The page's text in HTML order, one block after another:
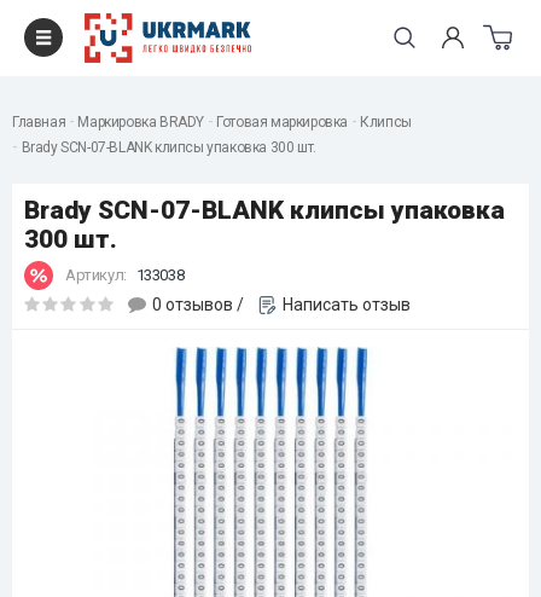
Главная Маркировка BRADY Готовая маркировка
Клипсы
Brady SCN-07-BLANK клипсы упаковка 300 шт.
Brady SCN-07-BLANK клипсы упаковка
300 шт.
Артикул: 133038
0 отзывов / Написать отзыв